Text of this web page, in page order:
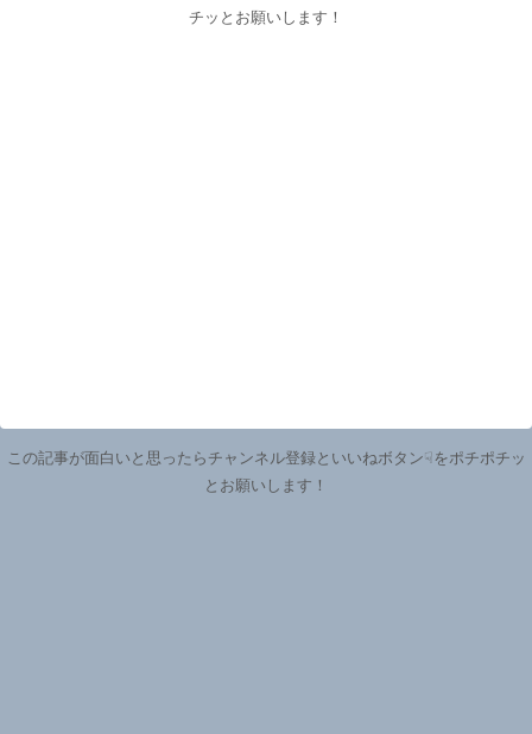
チッとお願いします！
この記事が面白いと思ったらチャンネル登録といいねボタン☟をポチポチッ
とお願いします！